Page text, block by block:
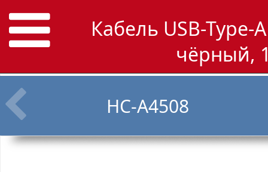
Кабель USB-Type-
чёрный,
HC-A4508